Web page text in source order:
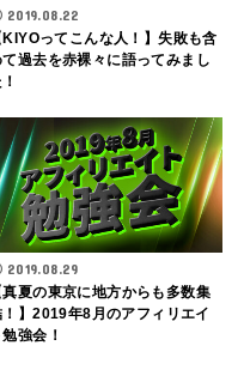
2019.08.22
KIYOってこんな人！】失敗も含
て過去を赤裸々に語ってみまし
2019.08.29
真夏の東京に地方からも多数集
！】2019年8月のアフィリエイ
勉強会！